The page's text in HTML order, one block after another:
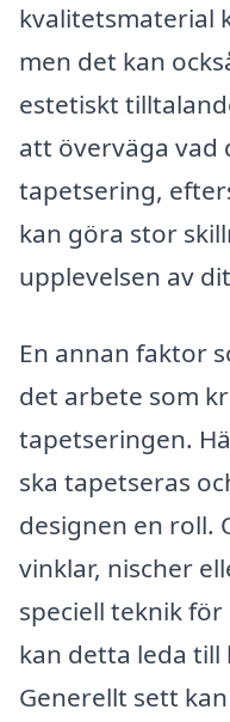
kvalitetsmaterial
men det kan
estetiskt
att överväga vad
tapetsering,
kan göra stor
upplevelsen av
En annan faktor
det arbete som
tapetseringen.
ska tapetseras
designen en roll.
vinklar, nischer
speciell teknik
kan detta leda
Generellt sett